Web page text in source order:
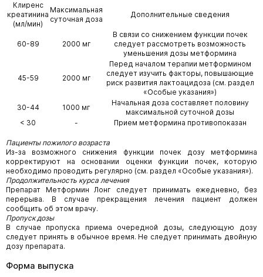
Клиренс
креатинина
(мл/мин)
Максимальная
суточная доза
Дополнительные сведения
60-89 2000 мг
В связи со снижением функции почек
следует рассмотреть возможность
уменьшения дозы метформина
45-59 2000 мг
Перед началом терапии метформином
следует изучить факторы, повышающие
риск развития лактоацидоза (см. раздел
«Особые указания»)
30-44
1000 мг
Начальная доза составляет половину
максимальной суточной дозы
< 30
- Прием метформина противопоказан
Пациенты пожилого возраста
Из-за возможного снижения функции почек дозу метформина
корректируют на основании оценки функции почек, которую
необходимо проводить регулярно (см. раздел «Особые указания»).
Продолжительность курса лечения
Препарат Метформин Лонг следует принимать ежедневно, без
перерыва. В случае прекращения лечения пациент должен
сообщить об этом врачу.
Пропуск дозы
В случае пропуска приема очередной дозы, следующую дозу
следует принять в обычное время. Не следует принимать двойную
дозу препарата.
Форма выпуска